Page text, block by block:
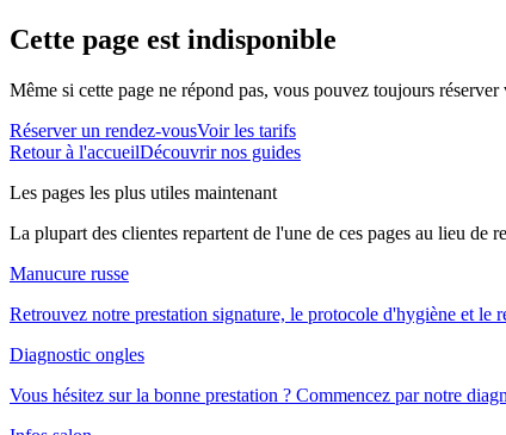
Cette page est indisponible
Même si cette page ne répond pas, vous pouvez toujours
Réserver un rendez-vousVoir les tarifs
Retour à l'accueilDécouvrir nos guides
Les pages les plus utiles maintenant
La plupart des clientes repartent de l'une de ces pages au lieu de
Manucure russe
Retrouvez notre prestation signature, le protocole d'hygiène et le
Diagnostic ongles
Vous hésitez sur la bonne prestation ? Commencez par notre